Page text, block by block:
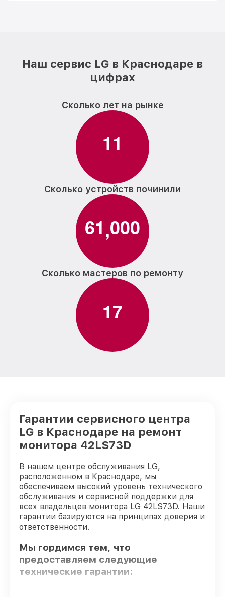
Наш сервис LG в Краснодаре в
цифрах
Сколько лет на рынке
11
Сколько устройств починили
61,000
Сколько мастеров по ремонту
17
Гарантии сервисного центра
LG в Краснодаре на ремонт
монитора 42LS73D
В нашем центре обслуживания LG,
расположенном в Краснодаре, мы
обеспечиваем высокий уровень технического
обслуживания и сервисной поддержки для
всех владельцев монитора LG 42LS73D. Наши
гарантии базируются на принципах доверия и
ответственности.
Мы гордимся тем, что
предоставляем следующие
технические гарантии: